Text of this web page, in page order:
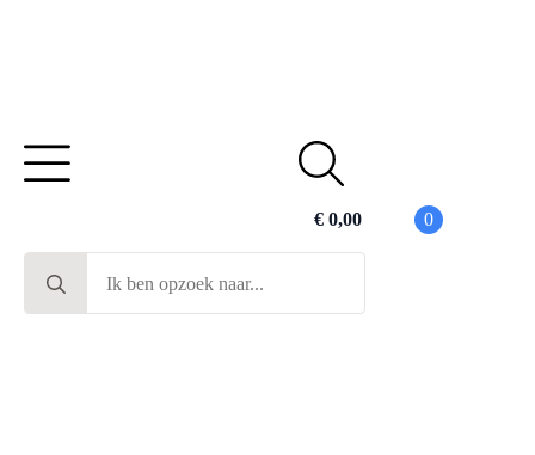
€ 0,00 0
for: